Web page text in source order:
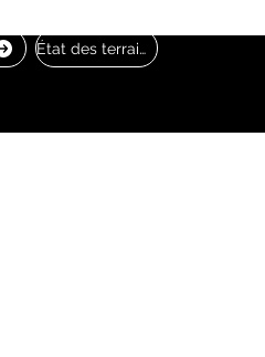
État des terrains